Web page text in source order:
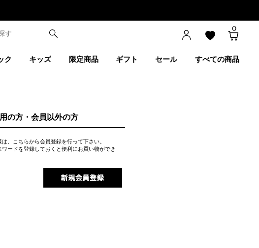
0
ク キッズ 限定商品 ギフト セール すべての商品
の方・会員以外の方
、こちらから会員登録を行って下さい。
ワードを登録しておくと便利にお買い物ができ